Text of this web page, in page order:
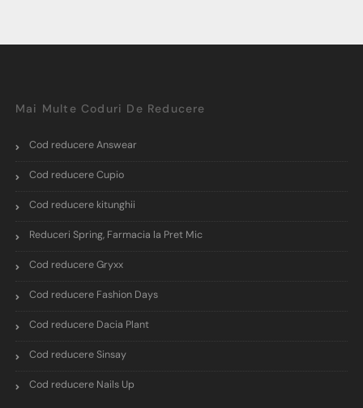
Mai Multe Coduri De Reducere
Cod reducere Answear
Cod reducere Cupio
Cod reducere kitunghii
Reduceri Spring, Farmacia la Pret Mic
Cod reducere Gryxx
Cod reducere Fashion Days
Cod reducere Dacia Plant
Cod reducere Sinsay
Cod reducere Nails Up